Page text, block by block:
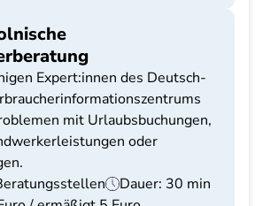
Expert:innen des Deutsch-
mit Urlaubsbuchungen,
oder
Dauer: 30 min